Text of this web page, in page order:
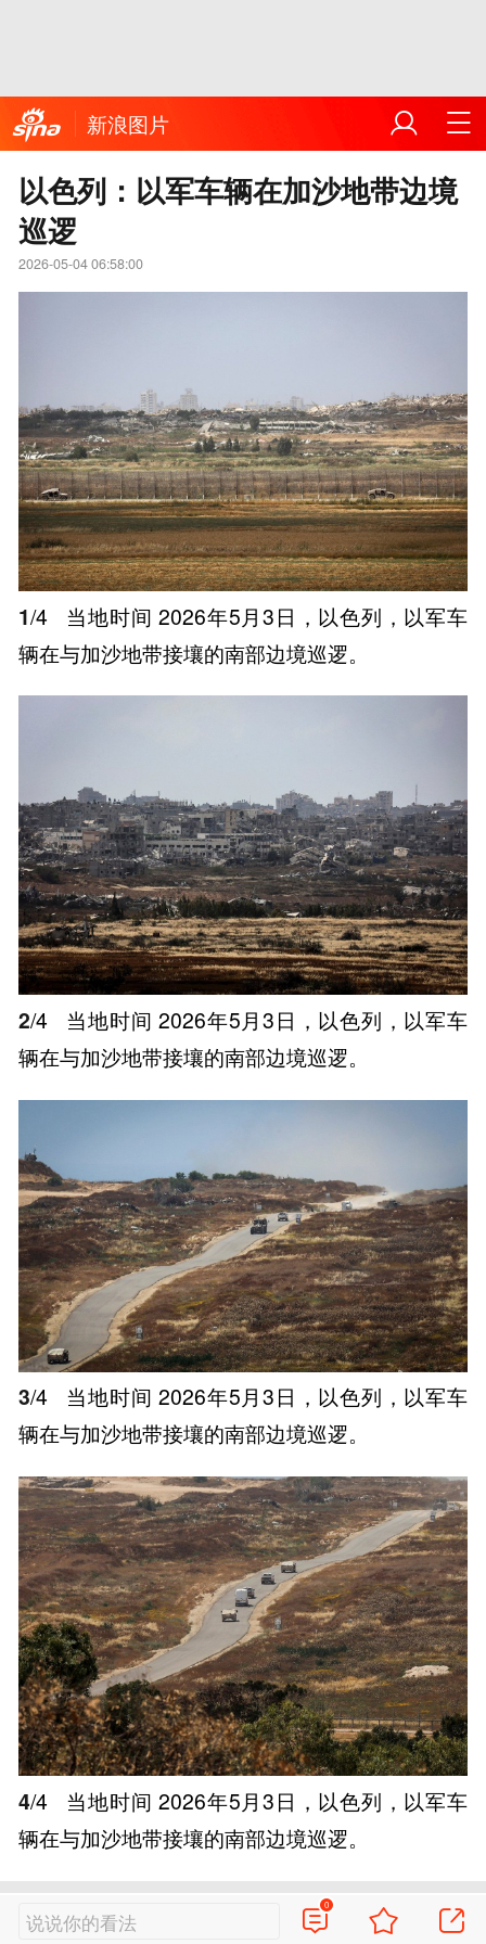
新浪图片
以色列：以军车辆在加沙地带边境
巡逻
2026-05-04 06:58:00
1/4
当地时间 2026年5月3日，以色列，以军车
辆在与加沙地带接壤的南部边境巡逻。
2/4
当地时间 2026年5月3日，以色列，以军车
辆在与加沙地带接壤的南部边境巡逻。
3/4
当地时间 2026年5月3日，以色列，以军车
辆在与加沙地带接壤的南部边境巡逻。
4/4
当地时间 2026年5月3日，以色列，以军车
辆在与加沙地带接壤的南部边境巡逻。
说说你的看法
0